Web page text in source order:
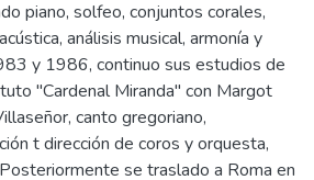
piano, solfeo, conjuntos corales,
análisis musical, armonía y
y 1986, continuo sus estudios de
"Cardenal Miranda" con Margot
canto gregoriano,
t dirección de coros y orquesta,
se traslado a Roma en